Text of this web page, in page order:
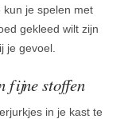
je spelen met
gekleed wilt zijn
je gevoel.
fijne stoffen
in je kast te